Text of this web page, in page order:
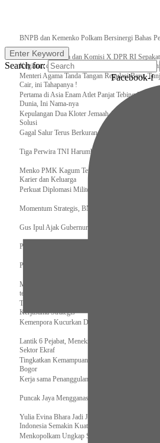
BNPB dan Kemenko Polkam Bersinergi Bahas
Raker Kemenpora dan Komisi X DPR RI
Kegiatan dan Program Prioritas Pemuda dan
Menteri Agama Tanda Tangan Regulasi Baru,
Cair, ini Tahapanya !
Pertama di Asia Enam Atlet Panjat Tebing
Dunia, Ini Nama-nya
Kepulangan Dua Kloter Jemaah Asal Surabaya
Solusi
Gagal Salur Terus Berkurang, Gus Ipul: 405 Ribu
Tiga Perwira TNI Harumkan Indonesia Di
Menko PMK Kagum Terhadap Perempuan
Karier dan Keluarga
Perkuat Diplomasi Militer, Panglima TNI Terima
Momentum Strategis, BNPB Terima Kunjungan
Gus Ipul Ajak Gubernur dan Bupati/Wali Kota
Panglima TNI Sambut Kedatangan Presiden RI
Pengurus Pusat Pordasi Pacu Dapat Pesan dari Sri
Menag RI dan Dua Menteri Yordania Jalin
termasuk Beasiswa
Tiba di Tanah Air, Presiden Prabowo Subianto
Kerjasama Strategis
Kemenpora Kucurkan Dana untuk Pelatnas pada
Lantik 6 Pejabat, Menekraf Tegaskan Komitmen
Sektor Ekraf
Tingkatkan Kemampuan K9 TNI, Panglima TNI
Bogor
Kerja sama Penanggulangan Bencana BNPB –
Puncak Jaya Mengganas, TNI-POLRI Solid
Yulia Evina Bhara Jadi Juri Festival Film Cannes
Indonesia Semakin Kuat
Menkopolkam Ungkap Spirit Persatuan dan
Enter Keyword
Search for:
Facebook-f